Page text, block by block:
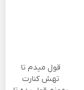
قول میدم تا
تهش کنارت